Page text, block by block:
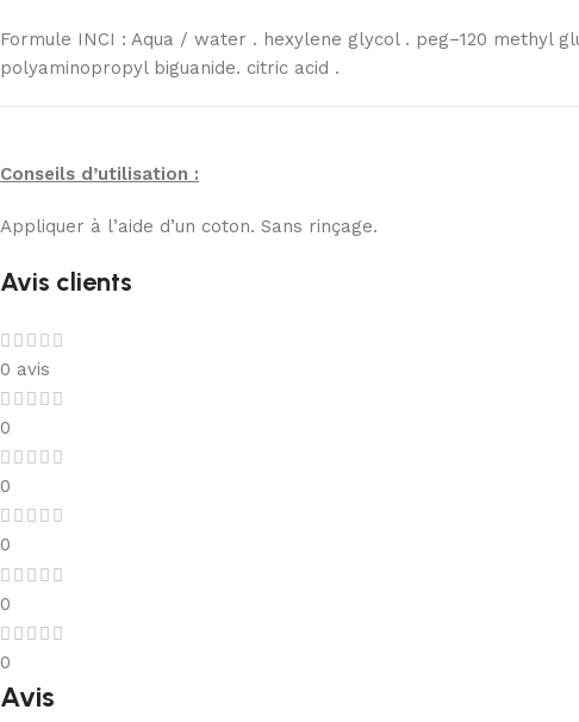
Formule INCI : Aqua / water . hexylene glycol . peg−120 methyl
polyaminopropyl biguanide. citric acid .
Conseils d’utilisation :
Appliquer à l’aide d’un coton. Sans rinçage.
Avis clients
0 avis
0
0
0
0
0
Avis